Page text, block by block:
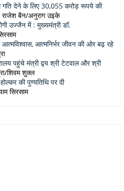
देने के लिए 30,055 करोड़ रूपये की
राजेश बैन/अनुराग उइके
उज्जैन में : मुख्यमंत्री डॉ.
आत्मनिर्भर जीवन की ओर बढ़ रहे
पहुंचे मंत्री द्वय श्री टेटवाल और श्री
शिवम शुक्ल
की पुण्यतिथि पर दी
सिरसाम